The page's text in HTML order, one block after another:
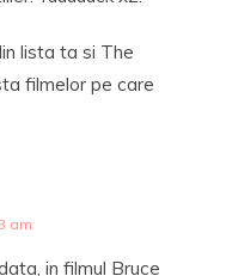
lista ta si The
filmelor pe care
am
in filmul Bruce